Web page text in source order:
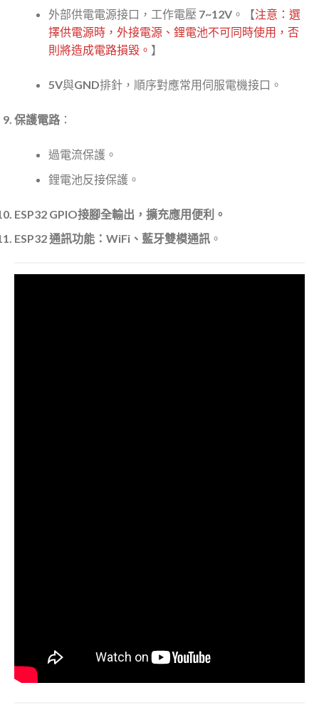
外部供電電源接口，工作電壓 7~12V。【注意：選
擇供電源時，外接電源、鋰電池不可同時使用，否
則將造成電路損毀。 】
5V與GND排針，順序對應常用伺服電機接口。
保護電路 ：
過電流保護。
鋰電池反接保護。
ESP32 GPIO接腳全輸出，擴充應用便利。
ESP32 通訊功能：WiFi、藍牙雙模通訊 。